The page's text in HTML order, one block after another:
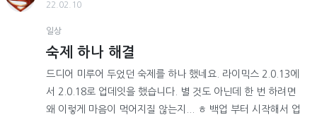
22.02.10
일상
숙제 하나 해결
드디어 미루어 두었던 숙제를 하나 했네요. 라이믹스 2.0.13에
서 2.0.18로 업데잇을 했습니다. 별 것도 아닌데 한 번 하려면
왜 이렇게 마음이 먹어지질 않는지... ㅎ 백업 부터 시작해서 업